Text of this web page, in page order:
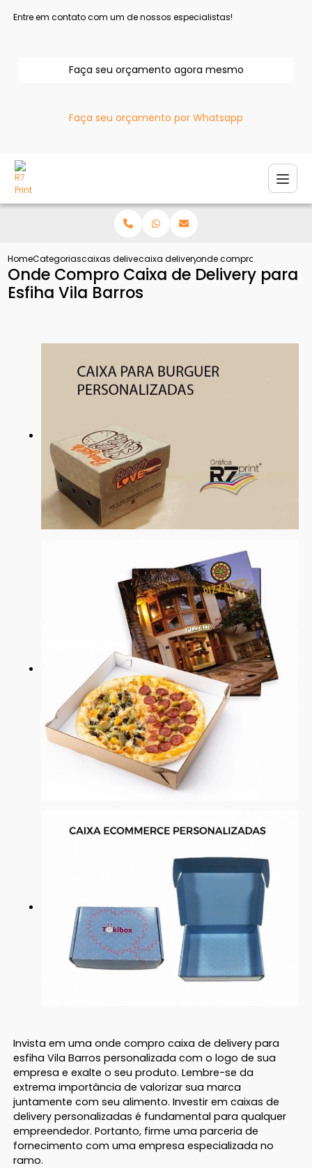
Entre em contato com um de nossos especialistas!
Faça seu orçamento agora mesmo
Faça seu orçamento por Whatsapp
HomeCategoriascaixas deliverycaixa delivery para frango
onde compro caixa de
Onde Compro Caixa de Delivery para
Esfiha Vila Barros
Invista em uma onde compro caixa de delivery para
esfiha Vila Barros personalizada com o logo de sua
empresa e exalte o seu produto. Lembre-se da
extrema importância de valorizar sua marca
juntamente com seu alimento. Investir em caixas de
delivery personalizadas é fundamental para qualquer
empreendedor. Portanto, firme uma parceria de
fornecimento com uma empresa especializada no
ramo.